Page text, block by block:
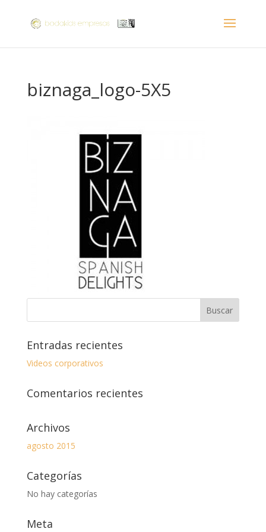
biznaga_logo-5X5
Entradas recientes
Videos corporativos
Comentarios recientes
Archivos
agosto 2015
Categorías
No hay categorías
Meta